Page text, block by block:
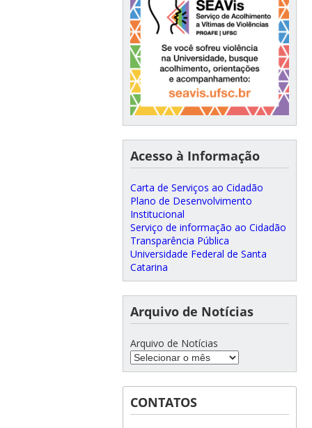
Acesso à Informação
Carta de Serviços ao Cidadão
Plano de Desenvolvimento
Institucional
Serviço de informação ao Cidadão
Transparência Pública
Universidade Federal de Santa
Catarina
Arquivo de Notícias
Arquivo de Notícias
CONTATOS